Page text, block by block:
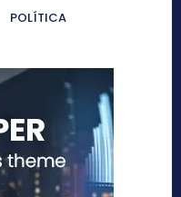
POLÍTICA